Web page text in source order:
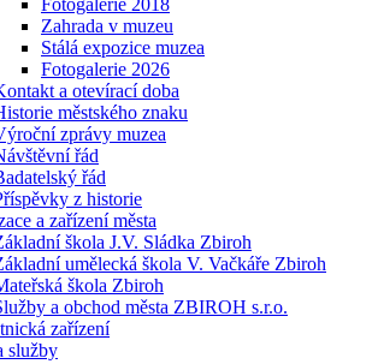
Fotogalerie 2018
Zahrada v muzeu
Stálá expozice muzea
Fotogalerie 2026
a otevírací doba
městského znaku
zprávy muzea
řád
řád
z historie
a zařízení města
škola J.V. Sládka Zbiroh
umělecká škola V. Vačkáře Zbiroh
škola Zbiroh
a obchod města ZBIROH s.r.o.
zařízení
služby